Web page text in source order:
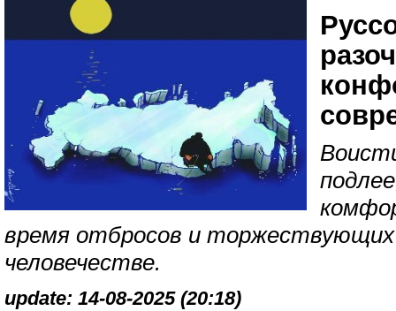
время отбросов и торжествующих
человечестве.
update: 14-08-2025 (20:18)